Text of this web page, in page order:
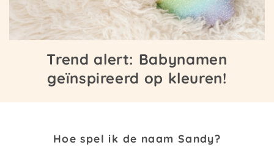
Trend alert: Babynamen
geïnspireerd op kleuren!
Hoe spel ik de naam Sandy?